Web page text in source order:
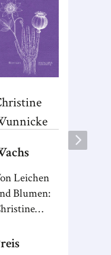
Leichen
Blumen:
die